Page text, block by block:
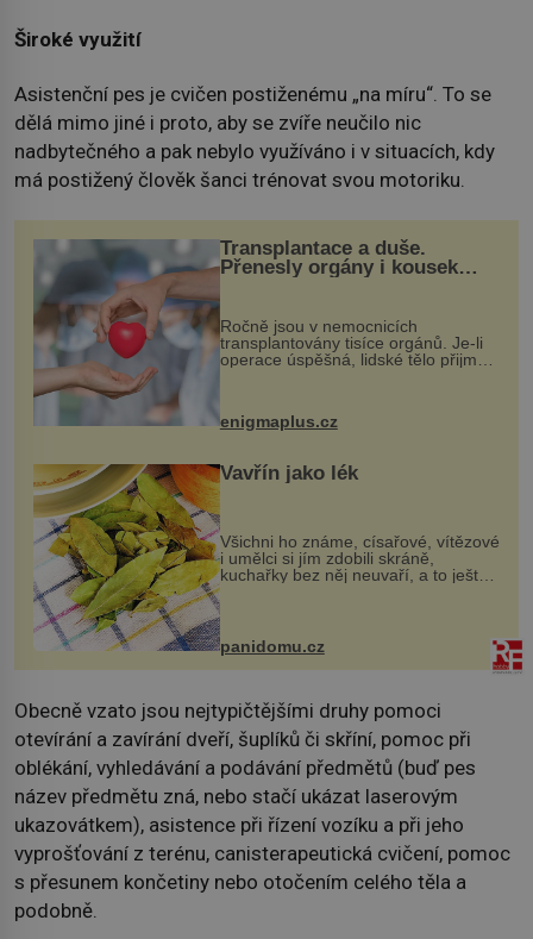
Široké využití
Asistenční pes je cvičen postiženému „na míru“. To se
dělá mimo jiné i proto, aby se zvíře neučilo nic
nadbytečného a pak nebylo využíváno i v situacích, kdy
má postižený člověk šanci trénovat svou motoriku.
Transplantace a duše.
Přenesly orgány i kousek
Ročně jsou v nemocnicích
transplantovány tisíce orgánů. Je-li
operace úspěšná, lidské tělo přijme
enigmaplus.cz
Vavřín jako lék
Všichni ho známe, císařové, vítězové
i umělci si jím zdobili skráně,
kuchařky bez něj neuvaří, a to ještě
nevíte, že bobkový list může výrazně
zmírnit některé naše neduhy.
Obsahuje v malém množství ně...
panidomu.cz
Obecně vzato jsou nejtypičtějšími druhy pomoci
otevírání a zavírání dveří, šuplíků či skříní, pomoc při
oblékání, vyhledávání a podávání předmětů (buď pes
název předmětu zná, nebo stačí ukázat laserovým
ukazovátkem), asistence při řízení vozíku a při jeho
vyprošťování z terénu, canisterapeutická cvičení, pomoc
s přesunem končetiny nebo otočením celého těla a
podobně.